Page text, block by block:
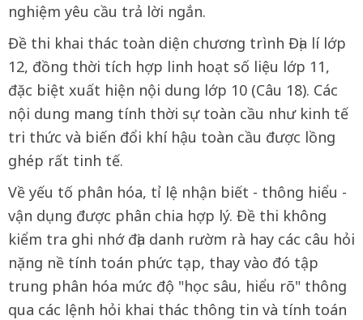
nghiệm yêu cầu trả lời ngắn.
Đề thi khai thác toàn diện chương trình Địa lí lớp
12, đồng thời tích hợp linh hoạt số liệu lớp 11,
đặc biệt xuất hiện nội dung lớp 10 (Câu 18). Các
nội dung mang tính thời sự toàn cầu như kinh tế
tri thức và biến đổi khí hậu toàn cầu được lồng
ghép rất tinh tế.
Về yếu tố phân hóa, tỉ lệ nhận biết - thông hiểu -
vận dụng được phân chia hợp lý. Đề thi không
kiểm tra ghi nhớ địa danh rườm rà hay các câu hỏi
nặng nề tính toán phức tạp, thay vào đó tập
trung phân hóa mức độ "học sâu, hiểu rõ" thông
qua các lệnh hỏi khai thác thông tin và tính toán